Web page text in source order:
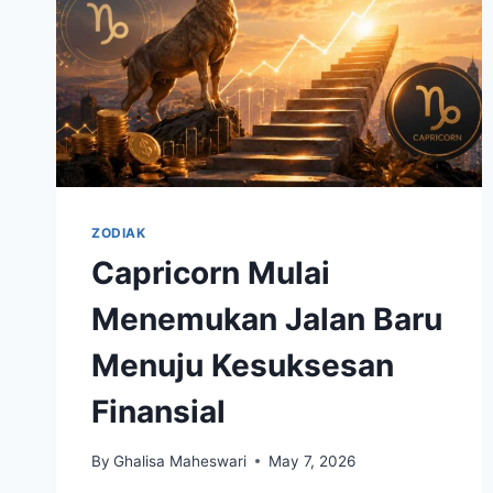
ZODIAK
Capricorn Mulai
Menemukan Jalan Baru
Menuju Kesuksesan
Finansial
By Ghalisa Maheswari May 7, 2026